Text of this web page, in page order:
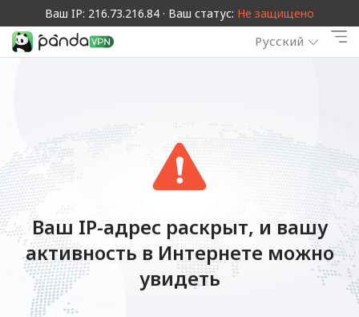
Ваш IP: 216.73.216.84 · Ваш статус: Не защищено
Русский
Ваш IP-адрес раскрыт, и вашу
активность в Интернете можно
увидеть